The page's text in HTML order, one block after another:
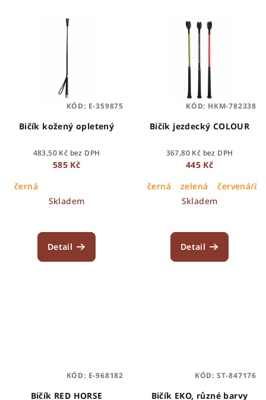
Bičík kožený opletený
483,50 Kč bez DPH
585 Kč
černá
Skladem
Detail
KÓD: E-359875
Bičík jezdecký COLOUR
367,80 Kč bez DPH
445 Kč
černá
zelená
červená/
Skladem
Detail
KÓD: HKM-782338
Bičík RED HORSE
KÓD: E-968182
Bičík EKO, různé barvy
KÓD: ST-847176